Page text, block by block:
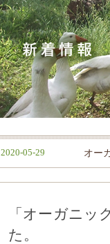
2020-05-29 オー
「オーガニ
た。